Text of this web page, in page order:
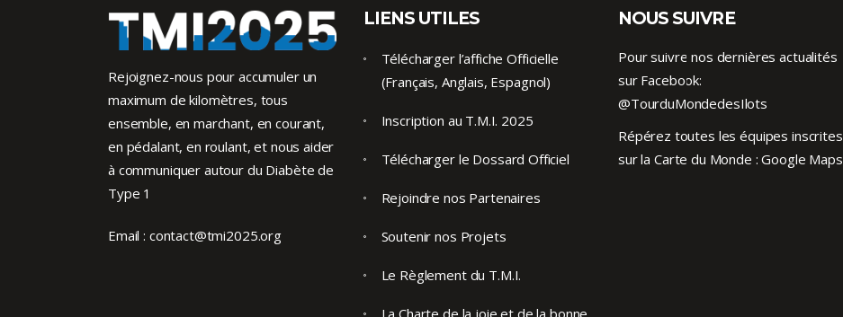
Rejoignez-nous pour accumuler un
maximum de kilomètres, tous
ensemble, en marchant, en courant,
en pédalant, en roulant, et nous aider
à communiquer autour du Diabète de
Type 1
Email : contact@tmi2025.org
LIENS UTILES
Télécharger l’affiche Officielle
(Français, Anglais, Espagnol)
Inscription au T.M.I. 2025
Télécharger le Dossard Officiel
Rejoindre nos Partenaires
Soutenir nos Projets
Le Règlement du T.M.I.
La Charte de la joie et de la bonne
NOUS SUIVRE
Pour suivre nos dernières actualités
sur Facebook:
@TourduMondedesIlots
Répérez toutes les équipes inscrites
sur la Carte du Monde :Google Maps